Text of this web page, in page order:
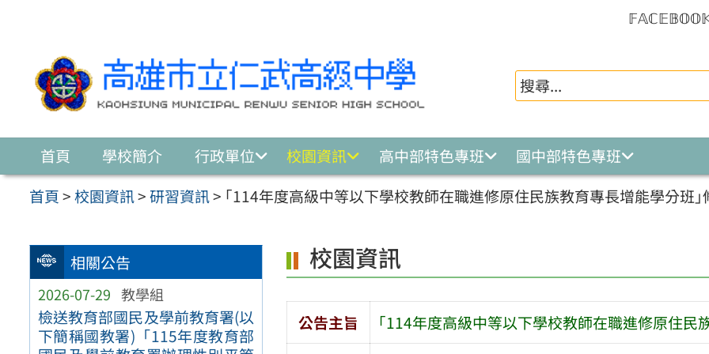
首頁 學校簡介 行政單位 校園資訊 高中部特色專班
國中部特色專班
首頁>校園資訊>研習資訊> ｢114年度高級中等以下學校教師在職進修原住民族教育專長增能學分班｣
相關公告
2026-07-29 教學組
檢送教育部國民及學前教育署(以
下簡稱國教署)「115年度教育部
校園資訊
公告主旨
｢114年度高級中等以下學校教師在職進修原住民